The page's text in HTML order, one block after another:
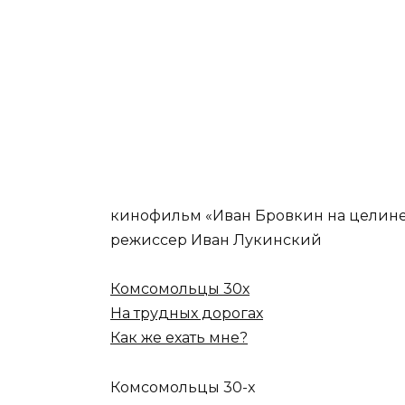
кинофильм «Иван Бровкин на
режиссер Иван Лукинский
Комсомольцы 30х
На трудных дорогах
Как же ехать мне?
Комсомольцы 30-x